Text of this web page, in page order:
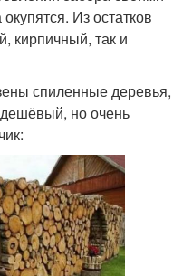
Из остатков
кирпичный, так и
спиленные деревья,
но очень